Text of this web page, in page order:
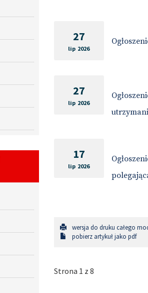
27
lip 2026
27
lip 2026
17
lip 2026
wersja do druku całego
pobierz artykuł jako pdf
Strona 1 z 8